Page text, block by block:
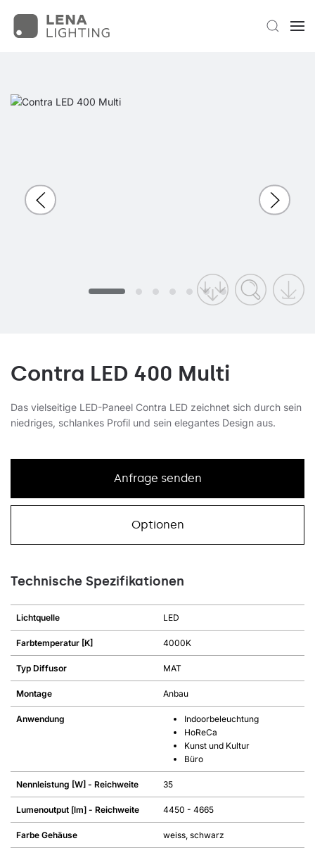
Contra LED 400 Multi
Das vielseitige LED-Paneel Contra LED zeichnet sich durch sein
niedriges, schlankes Profil und sein elegantes Design aus.
Anfrage senden
Optionen
Technische Spezifikationen
Lichtquelle LED
Farbtemperatur [K] 4000K
Typ Diffusor MAT
Montage Anbau
Anwendung
Indoorbeleuchtung
HoReCa
Kunst und Kultur
Büro
Nennleistung [W] - Reichweite 35
Lumenoutput [lm] - Reichweite 4450 - 4665
Farbe Gehäuse weiss, schwarz